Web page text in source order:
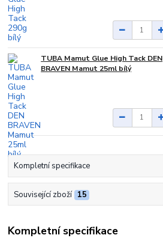
TUBA Mamut Glue High Tack DEN
BRAVEN Mamut 25ml bílý
Kompletní specifikace
Související zboží 15
Kompletní specifikace